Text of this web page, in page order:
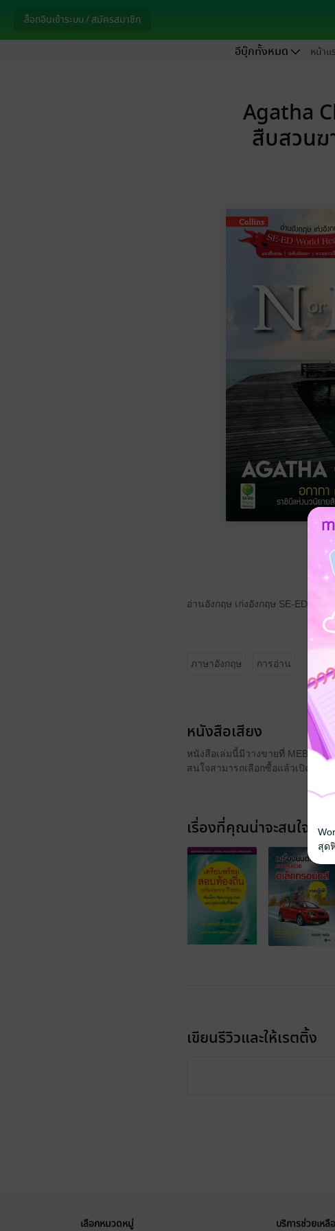
ล็อกอินเข้าระบบ / สมัครสมาชิก
อีบุ๊กทั้งหมด หน้าแ
Agatha
สืบสวนฆ
อ่านอังกฤษ เก่งอังกฤษ SE-ED
ภาษาอังกฤษ การอ่าน
หนังสือเสียง
หนังสือเล่มนี้มีวางขายที่ MEB ในรู
สนใจสามารถเลือกซื้อแล้วเปิดฟังได้
เรื่องที่คุณน่าจะสนใจ
เขียนรีวิวและให้เรตติ้ง
เลือกหมวดหมู่ บริการช่วยเหลือ
สุด